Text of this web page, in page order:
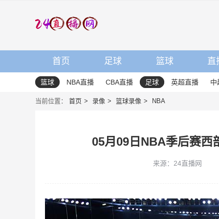
首页 足球 篮球 直
篮球 NBA直播 CBA直播 足球 英超直播 中
当前位置： 首页 录像 篮球录像 NBA
05月09日NBA季后赛西
来源：24直播网